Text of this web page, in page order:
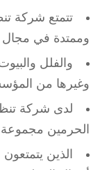
تتمتع شركة
وممتدة في مجال
والفلل
وغيرها من
لدى شركة
الحرمين
الذين